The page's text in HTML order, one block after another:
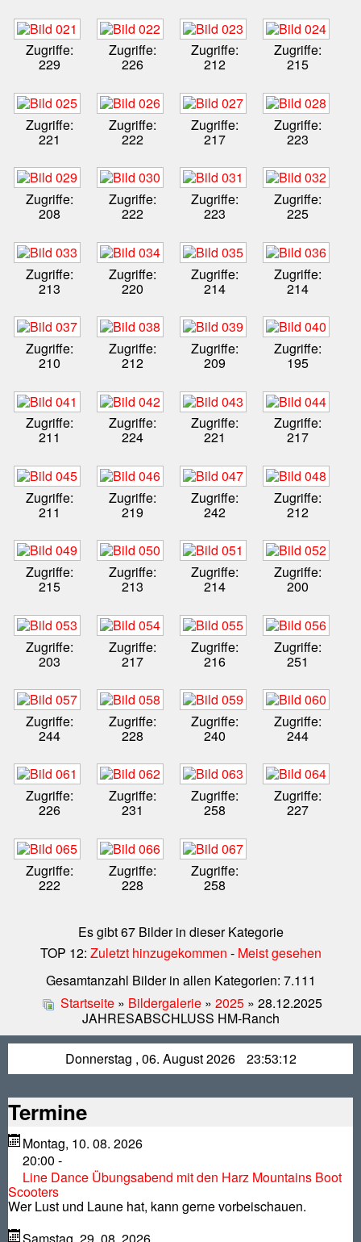
Zugriffe:
229
Zugriffe:
226
Zugriffe:
212
Zugriffe:
215
Zugriffe:
221
Zugriffe:
222
Zugriffe:
217
Zugriffe:
223
Zugriffe:
208
Zugriffe:
222
Zugriffe:
223
Zugriffe:
225
Zugriffe:
213
Zugriffe:
220
Zugriffe:
214
Zugriffe:
214
Zugriffe:
210
Zugriffe:
212
Zugriffe:
209
Zugriffe:
195
Zugriffe:
211
Zugriffe:
224
Zugriffe:
221
Zugriffe:
217
Zugriffe:
211
Zugriffe:
219
Zugriffe:
242
Zugriffe:
212
Zugriffe:
215
Zugriffe:
213
Zugriffe:
214
Zugriffe:
200
Zugriffe:
203
Zugriffe:
217
Zugriffe:
216
Zugriffe:
251
Zugriffe:
244
Zugriffe:
228
Zugriffe:
240
Zugriffe:
244
Zugriffe:
226
Zugriffe:
231
Zugriffe:
258
Zugriffe:
227
Zugriffe:
222
Zugriffe:
228
Zugriffe:
258
Es gibt 67 Bilder in dieser Kategorie
TOP 12: Zuletzt hinzugekommen - Meist gesehen
Gesamtanzahl Bilder in allen Kategorien: 7.111
Startseite» Bildergalerie» 2025» 28.12.2025
JAHRESABSCHLUSS HM-Ranch
Donnerstag , 06. August 2026 23:53:12
Termine
Montag, 10. 08. 2026
20:00 -
Line Dance Übungsabend mit den Harz Mountains Boot
Scooters
Wer Lust und Laune hat, kann gerne vorbeischauen.